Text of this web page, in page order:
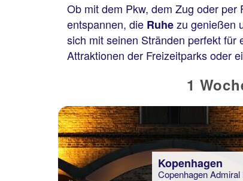
Ob mit dem Pkw, dem Zug oder
entspannen, die Ruhezu genießen
sich mit seinen Stränden perfekt für
Attraktionen der Freizeitparks oder
1
Kopenhagen
Copenhagen Admiral